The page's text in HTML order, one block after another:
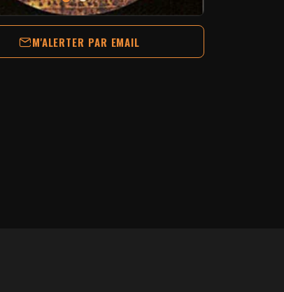
M'ALERTER PAR EMAIL